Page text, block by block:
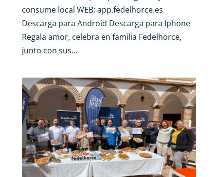
consume local WEB: app.fedelhorce.es
Descarga para Android Descarga para Iphone
Regala amor, celebra en familia Fedelhorce,
junto con sus...